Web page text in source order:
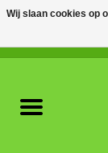
Wij slaan cookies op